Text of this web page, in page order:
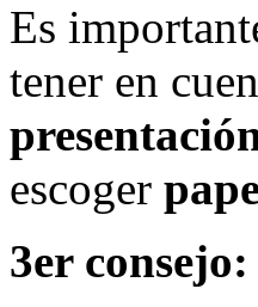
Es
tener en
escoger
3er